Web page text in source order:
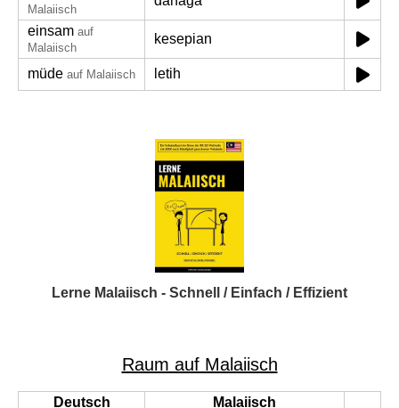
Malaiisch
einsam auf
Malaiisch
kesepian
müde auf Malaiisch letih
Lerne Malaiisch - Schnell / Einfach / Effizient
Raum auf Malaiisch
Deutsch
Malaiisch